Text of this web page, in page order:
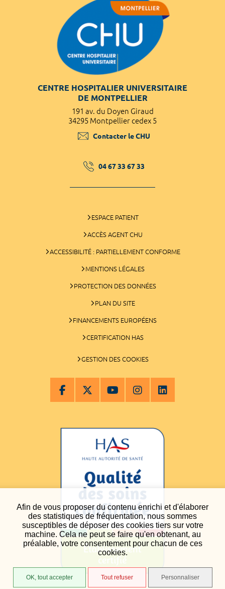
Afin de vous proposer du contenu enrichi et d'élaborer
des statistiques de fréquentation, nous sommes
susceptibles de déposer des cookies tiers sur votre
machine. Cela ne peut se faire qu'en obtenant, au
préalable, votre consentement pour chacun de ces
cookies.
OK, tout accepter Tout refuser Personnaliser
CENTRE HOSPITALIER UNIVERSITAIRE
DE MONTPELLIER
191 av. du Doyen Giraud
34295 Montpellier cedex 5
Contacter le CHU
04 67 33 67 33
ESPACE PATIENT
ACCÈS AGENT CHU
ACCESSIBILITÉ : PARTIELLEMENT CONFORME
MENTIONS LÉGALES
PROTECTION DES DONNÉES
PLAN DU SITE
FINANCEMENTS EUROPÉENS
CERTIFICATION HAS
GESTION DES COOKIES